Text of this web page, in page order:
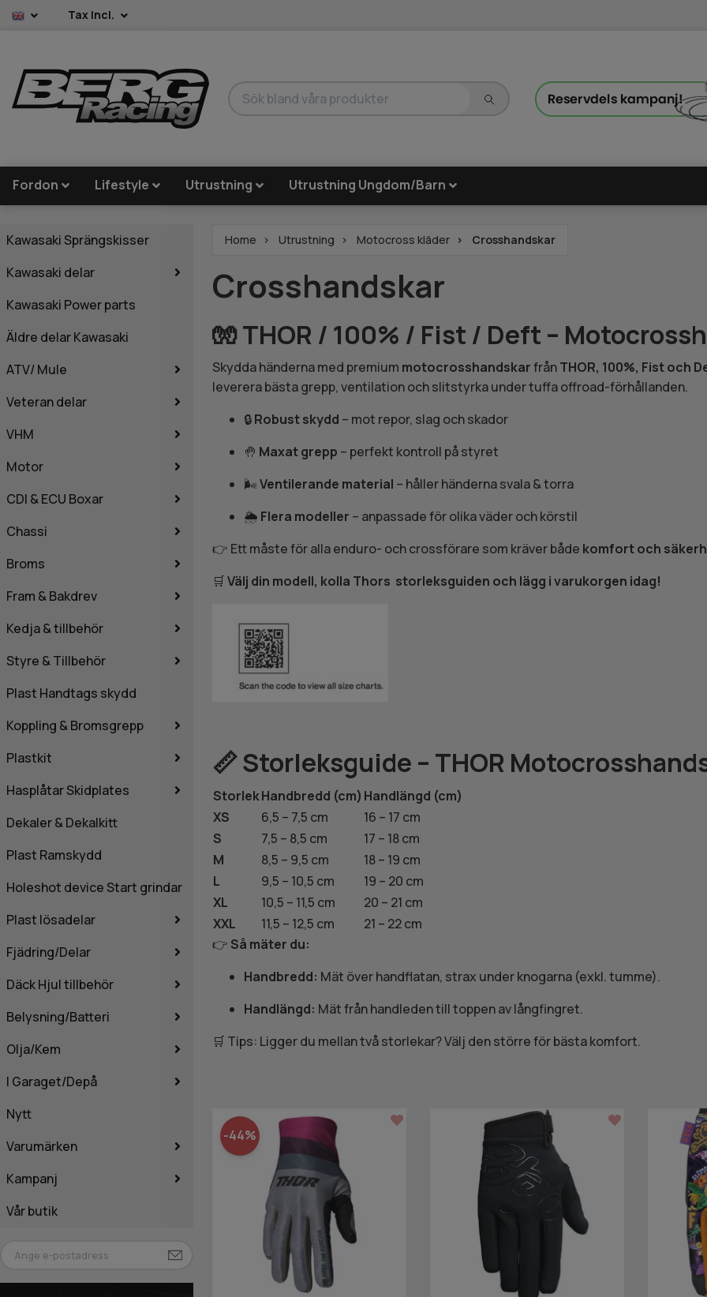
Tax Incl.
Fordon Lifestyle Utrustning Utrustning Ungdom/Barn
Kawasaki Sprängskisser
Kawasaki delar
Kawasaki Power parts
Äldre delar Kawasaki
ATV/ Mule
Veteran delar
VHM
Motor
CDI & ECU Boxar
Chassi
Broms
Fram & Bakdrev
Kedja & tillbehör
Styre & Tillbehör
Plast Handtags skydd
Koppling & Bromsgrepp
Plastkit
Hasplåtar Skidplates
Dekaler & Dekalkitt
Plast Ramskydd
Holeshot device Start grindar
Plast lösadelar
Fjädring/Delar
Däck Hjul tillbehör
Belysning/Batteri
Olja/Kem
I Garaget/Depå
Nytt
Varumärken
Kampanj
Vår butik
Home Utrustning Motocross kläder Crosshandskar
Crosshandskar
🧤 THOR / 100% / Fist / Deft –
Skydda händerna med premium motocrosshandskarfrånTHOR, 100%, Fist och
leverera bästa grepp, ventilation och slitstyrka under tuffa offroad-förhållanden.
🔒Robust skydd – mot repor, slag och skador
🤚 Maxat grepp – perfekt kontroll på styret
🌬️Ventilerande material – håller händerna svala & torra
🌦️ Flera modeller – anpassade för olika väder och körstil
👉 Ett måste för alla enduro- och crossförare som kräver både komfort och
🛒Välj din modell, kolla Thors storleksguiden och lägg i varukorgen idag!
📏 Storleksguide – THOR
StorlekHandbredd (cm) Handlängd (cm)
XS
6,5 – 7,5 cm
16 – 17 cm
S
7,5 – 8,5 cm
17 – 18 cm
M
8,5 – 9,5 cm
18 – 19 cm
L
9,5 – 10,5 cm
19 – 20 cm
XL
10,5 – 11,5 cm
20 – 21 cm
XXL
11,5 – 12,5 cm
21 – 22 cm
👉 Så mäter du:
Handbredd: Mät över handflatan, strax under knogarna (exkl. tumme).
Handlängd: Mät från handleden till toppen av långfingret.
🛒 Tips: Ligger du mellan två storlekar? Välj den större för bästa komfort.
-44%